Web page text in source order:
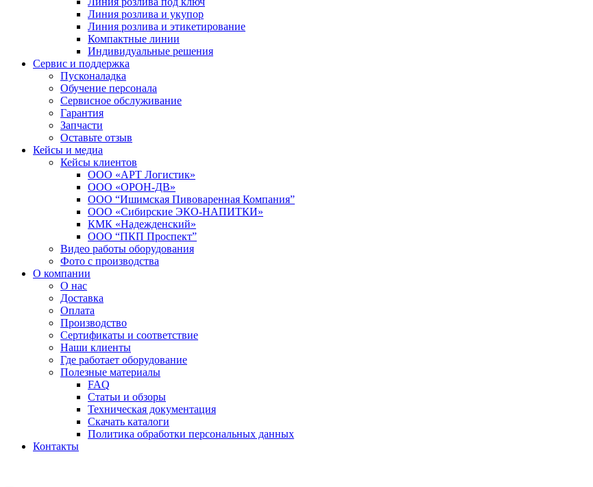
Линия розлива и укупор
Линия розлива и этикетирование
Компактные линии
Индивидуальные решения
Сервис и поддержка
Пусконаладка
Обучение персонала
Сервисное обслуживание
Гарантия
Запчасти
Оставьте отзыв
Кейсы и медиа
Кейсы клиентов
ООО «АРТ Логистик»
ООО «ОРОН-ДВ»
ООО “Ишимская Пивоваренная Компания”
ООО «Сибирские ЭКО-НАПИТКИ»
КМК «Надежденский»
ООО “ПКП Проспект”
Видео работы оборудования
Фото с производства
О компании
О нас
Доставка
Оплата
Производство
Сертификаты и соответствие
Наши клиенты
Где работает оборудование
Полезные материалы
FAQ
Статьи и обзоры
Техническая документация
Скачать каталоги
Политика обработки персональных данных
Контакты